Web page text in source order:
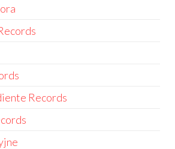
Records